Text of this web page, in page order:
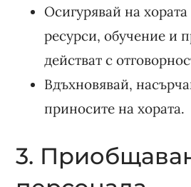
Осигурявай на
ресурси, обучение и
действат с
Вдъхновявай,
приносите на хората.
3.